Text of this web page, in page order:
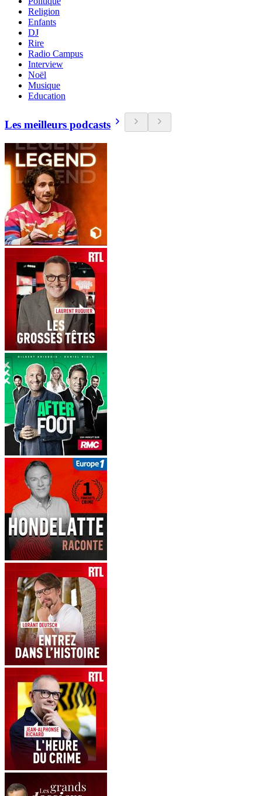
Religion
Enfants
DJ
Rire
Radio Campus
Interview
Noël
Musique
Education
Les meilleurs podcasts